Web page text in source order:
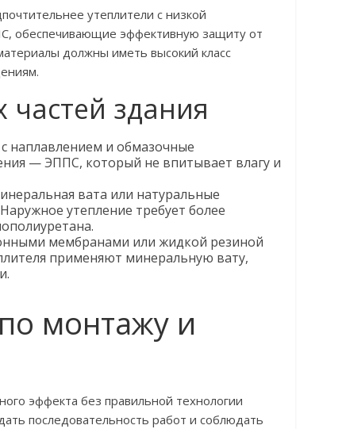
утеплители с низкой
обеспечивающие эффективную защиту от
должны иметь высокий класс
здания
наплавлением и обмазочные
— ЭППС, который не впитывает влагу и
вата или натуральные
утепление требует более
мембранами или жидкой резиной
применяют минеральную вату,
монтажу и
эффекта без правильной технологии
последовательность работ и соблюдать